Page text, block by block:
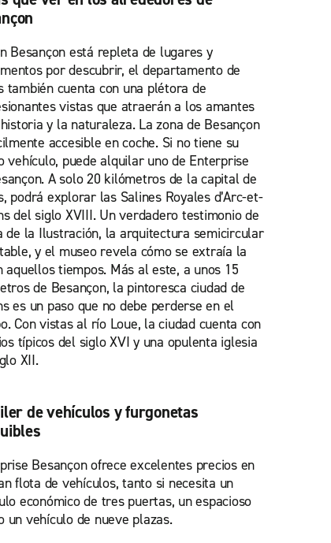
Besançon está repleta de lugares y
por descubrir, el departamento de
también cuenta con una plétora de
vistas que atraerán a los amantes
y la naturaleza. La zona de Besançon
accesible en coche. Si no tiene su
vehículo, puede alquilar uno de Enterprise
A solo 20 kilómetros de la capital de
podrá explorar las Salines Royales d’Arc-et-
del siglo XVIII. Un verdadero testimonio de
de la Ilustración, la arquitectura semicircular
y el museo revela cómo se extraía la
aquellos tiempos. Más al este, a unos 15
de Besançon, la pintoresca ciudad de
es un paso que no debe perderse en el
Con vistas al río Loue, la ciudad cuenta con
típicos del siglo XVI y una opulenta iglesia
XII.
de vehículos y furgonetas
Besançon ofrece excelentes precios en
flota de vehículos, tanto si necesita un
económico de tres puertas, un espacioso
un vehículo de nueve plazas.